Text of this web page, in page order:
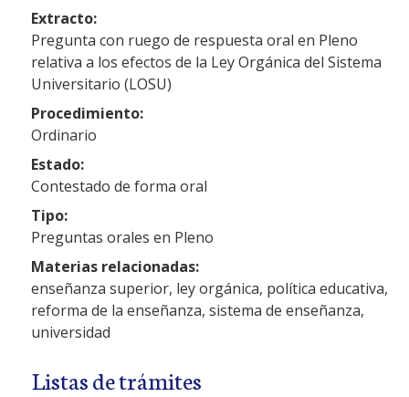
Extracto:
Pregunta con ruego de respuesta oral en Pleno
relativa a los efectos de la Ley Orgánica del Sistema
Universitario (LOSU)
Procedimiento:
Ordinario
Estado:
Contestado de forma oral
Tipo:
Preguntas orales en Pleno
Materias relacionadas:
enseñanza superior, ley orgánica, política educativa,
reforma de la enseñanza, sistema de enseñanza,
universidad
Listas de trámites